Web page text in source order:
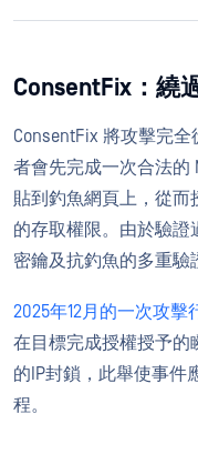
ConsentFix：繞
ConsentFix 將攻擊完
者會先完成一次合法的
貼到釣魚網頁上，從而
的存取權限。由於驗證
密鑰及抗釣魚的多重驗
2025年12月的一次攻擊
在目標完成授權授予的
的IP封鎖，此舉使事件
程。